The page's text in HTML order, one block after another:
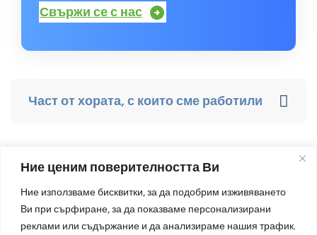
Ние ценим поверителността Ви
Ние използваме бисквитки, за да подобрим изживяването
Ви при сърфиране, за да показваме персонализирани
реклами или съдържание и да анализираме нашия трафик.
Свържи се с нас
Част от хората, с които сме работили
Твоят партньор за по-добра организация и
спокойствие в бизнеса.